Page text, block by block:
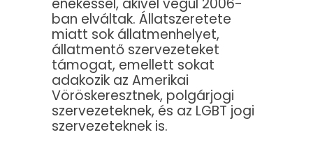
ban elváltak. Állatszeretete
miatt sok állatmenhelyet,
állatmentő szervezeteket
támogat, emellett sokat
adakozik az Amerikai
Vöröskeresztnek, polgárjogi
szervezeteknek, és az LGBT jogi
szervezeteknek is.